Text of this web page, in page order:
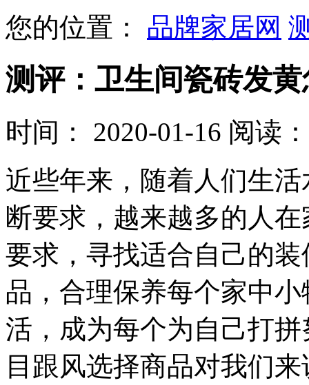
您的位置： 品牌家居网
测评：卫生间瓷砖发
时间： 2020-01-16 阅读
近些年来，随着人们生
断要求，越来越多的人
要求，寻找适合自己的
品，合理保养每个家中
活，成为每个为自己打
目跟风选择商品对我们